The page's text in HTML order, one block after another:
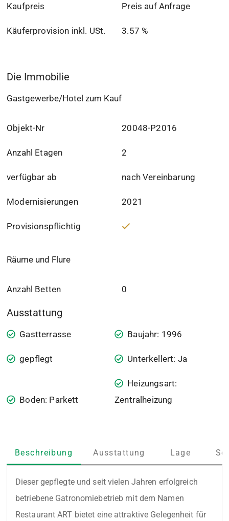
Kaufpreis Preis auf Anfrage
Käuferprovision inkl. USt. 3.57 %
Die Immobilie
Gastgewerbe/Hotel zum Kauf
Objekt-Nr 20048-P2016
Anzahl Etagen 2
verfügbar ab nach Vereinbarung
Modernisierungen 2021
Provisionspflichtig
Räume und Flure
Anzahl Betten 0
Ausstattung
Gastterrasse Baujahr: 1996
gepflegt Unterkellert: Ja
Boden: Parkett
Heizungsart:
Zentralheizung
Beschreibung Ausstattung Lage
Dieser gepflegte und seit vielen Jahren erfolgreich
betriebene Gatronomiebetrieb mit dem Namen
Restaurant ART bietet eine attraktive Gelegenheit für